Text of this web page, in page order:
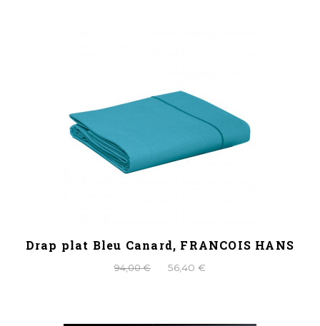
Drap plat Bleu Canard, FRANCOIS HANS
94,00 € 56,40 €